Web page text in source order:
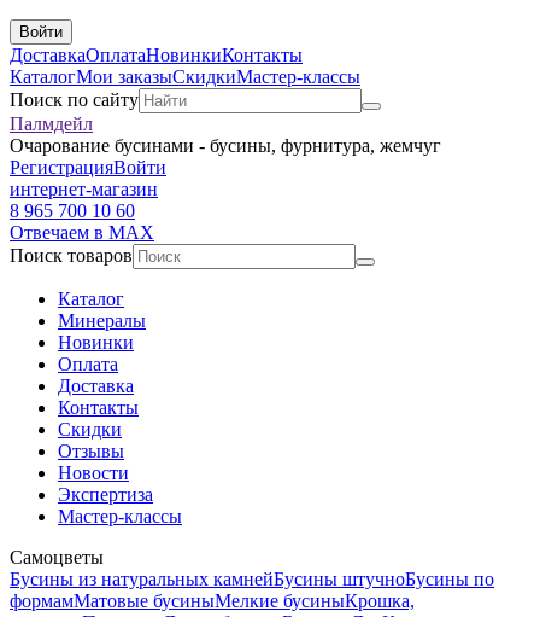
Войти
ДоставкаОплатаНовинкиКонтакты
КаталогМои заказыСкидкиМастер-классы
Поиск по сайту
Палмдейл
Очарование бусинами - бусины, фурнитура, жемчуг
РегистрацияВойти
интернет-магазин
8 965 700 10 60
Отвечаем в MAX
Поиск товаров
Каталог
Минералы
Новинки
Оплата
Доставка
Контакты
Скидки
Отзывы
Новости
Экспертиза
Мастер-классы
Самоцветы
Бусины из натуральных камнейБусины штучноБусины по
формамМатовые бусиныМелкие бусиныКрошка,